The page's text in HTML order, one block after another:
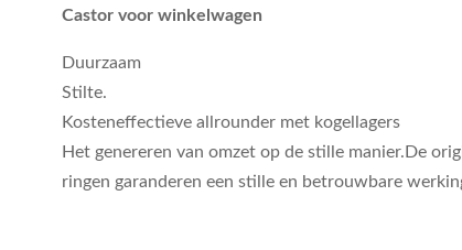
Castor voor winkelwagen
Duurzaam
Stilte.
Kosteneffectieve allrounder met kogellagers
Het genereren van omzet op de stille manier.De
ringen garanderen een stille en betrouwbare